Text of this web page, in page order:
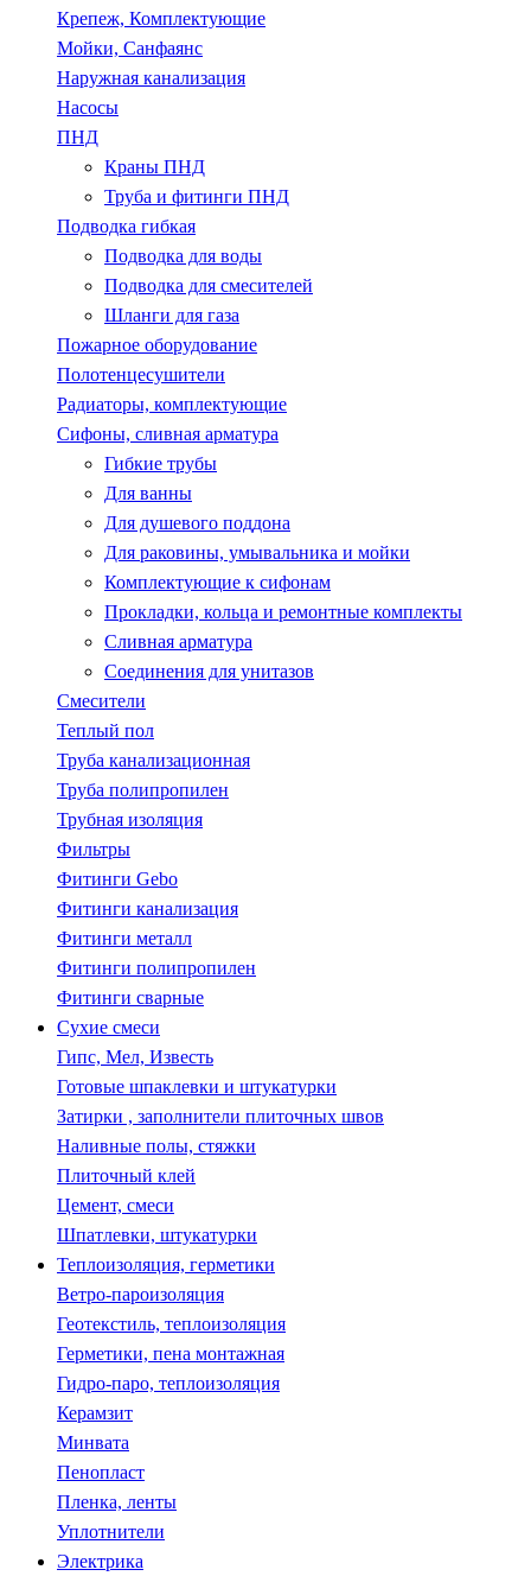
Крепеж, Комплектующие
Мойки, Санфаянс
Наружная канализация
Насосы
ПНД
Краны ПНД
Труба и фитинги ПНД
Подводка гибкая
Подводка для воды
Подводка для смесителей
Шланги для газа
Пожарное оборудование
Полотенцесушители
Радиаторы, комплектующие
Сифоны, сливная арматура
Гибкие трубы
Для ванны
Для душевого поддона
Для раковины, умывальника и мойки
Комплектующие к сифонам
Прокладки, кольца и ремонтные комплекты
Сливная арматура
Соединения для унитазов
Смесители
Теплый пол
Труба канализационная
Труба полипропилен
Трубная изоляция
Фильтры
Фитинги Gebo
Фитинги канализация
Фитинги металл
Фитинги полипропилен
Фитинги сварные
Сухие смеси
Гипс, Мел, Известь
Готовые шпаклевки и штукатурки
Затирки , заполнители плиточных швов
Наливные полы, стяжки
Плиточный клей
Цемент, смеси
Шпатлевки, штукатурки
Теплоизоляция, герметики
Ветро-пароизоляция
Геотекстиль, теплоизоляция
Герметики, пена монтажная
Гидро-паро, теплоизоляция
Керамзит
Минвата
Пенопласт
Пленка, ленты
Уплотнители
Электрика